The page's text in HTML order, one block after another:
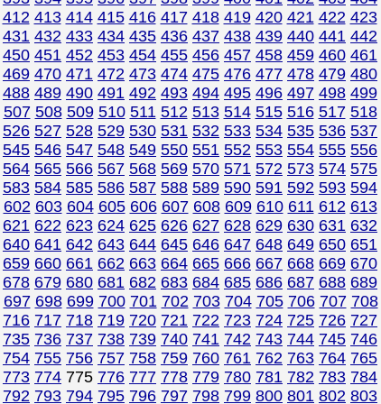
412 413 414 415 416 417 418 419 420 421 422 423
431 432 433 434 435 436 437 438 439 440 441 442
450 451 452 453 454 455 456 457 458 459 460 461
469 470 471 472 473 474 475 476 477 478 479 480
488 489 490 491 492 493 494 495 496 497 498 499
507 508 509 510 511 512 513 514 515 516 517 518
526 527 528 529 530 531 532 533 534 535 536 537
545 546 547 548 549 550 551 552 553 554 555 556
564 565 566 567 568 569 570 571 572 573 574 575
583 584 585 586 587 588 589 590 591 592 593 594
602 603 604 605 606 607 608 609 610 611 612 613
621 622 623 624 625 626 627 628 629 630 631 632
640 641 642 643 644 645 646 647 648 649 650 651
659 660 661 662 663 664 665 666 667 668 669 670
678 679 680 681 682 683 684 685 686 687 688 689
697 698 699 700 701 702 703 704 705 706 707 708
716 717 718 719 720 721 722 723 724 725 726 727
735 736 737 738 739 740 741 742 743 744 745 746
754 755 756 757 758 759 760 761 762 763 764 765
773 774 775 776 777 778 779 780 781 782 783 784
792 793 794 795 796 797 798 799 800 801 802 803